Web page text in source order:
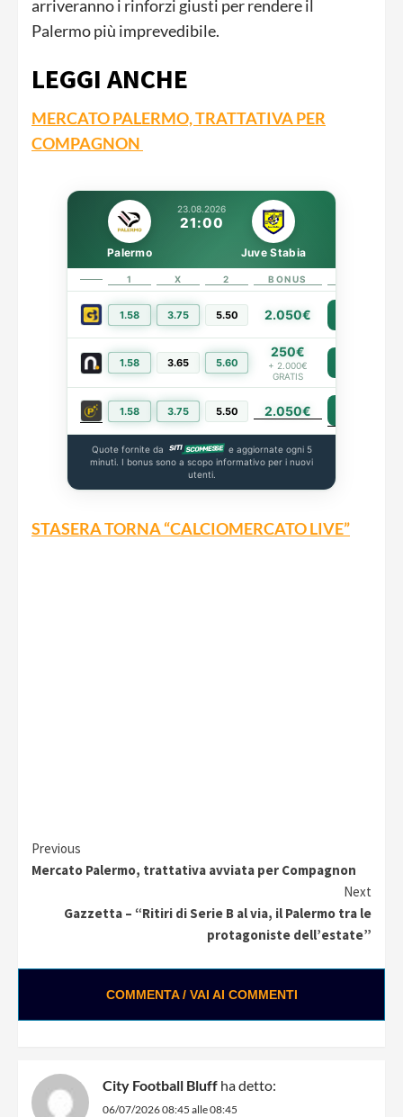
arriveranno i rinforzi giusti per rendere il
Palermo più imprevedibile.
LEGGI ANCHE
MERCATO PALERMO, TRATTATIVA PER
COMPAGNON
23.08.2026
21:00
Palermo Juve Stabia
1 X 2 BONUS
1.58 3.75 5.50 2.050€
1.58 3.65 5.60
250€
+ 2.000€
GRATIS
1.58 3.75 5.50 2.050€
Quote fornite da
e aggiornate ogni 5
minuti. I bonus sono a scopo informativo per i nuovi
utenti.
STASERA TORNA “CALCIOMERCATO LIVE”
Continue
Previous
Mercato Palermo, trattativa avviata per Compagnon
Next
Gazzetta – “Ritiri di Serie B al via, il Palermo tra le
protagoniste dell’estate”
COMMENTA / VAI AI COMMENTI
City Football Bluff ha detto:
06/07/2026 08:45 alle 08:45